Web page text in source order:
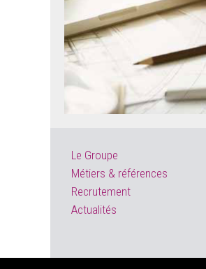
Le Groupe
Métiers & références
Recrutement
Actualités